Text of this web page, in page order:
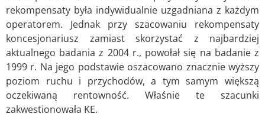
rekompensaty była indywidualnie uzgadniana z każdym
operatorem. Jednak przy szacowaniu rekompensaty
koncesjonariusz zamiast skorzystać z najbardziej
aktualnego badania z 2004 r., powołał się na badanie z
1999 r. Na jego podstawie oszacowano znacznie wyższy
poziom ruchu i przychodów, a tym samym większą
oczekiwaną rentowność. Właśnie te szacunki
zakwestionowała KE.